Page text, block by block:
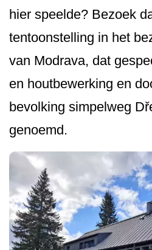
hier speelde? Bezoek
tentoonstelling in het
van Modrava, dat
en houtbewerking en
bevolking simpelweg
genoemd.